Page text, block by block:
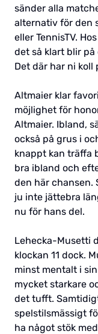
sänder alla
alternativ för den
eller TennisTV.
det så klart blir på
Det där har ni koll
Altmaier klar
möjlighet för
Altmaier. Ibland,
också på grus i
knappt kan träffa
bra ibland och
den här chansen.
ju inte jättebra
nu för hans del.
Lehecka-Musetti
klockan 11 dock.
minst mentalt i
mycket starkare
det tufft.
spelstilsmässigt
ha något stök